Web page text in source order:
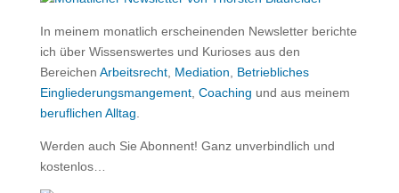
In meinem monatlich erscheinenden Newsletter berichte
ich über Wissenswertes und Kurioses aus den
Bereichen Arbeitsrecht, Mediation
Betriebliches
Eingliederungsmangement, Coaching und aus meinem
beruflichen Alltag
Werden auch Sie Abonnent! Ganz unverbindlich und
kostenlos…